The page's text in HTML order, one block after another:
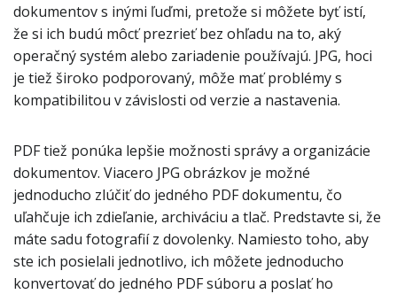
dokumentov s inými ľuďmi, pretože si môžete byť istí,
že si ich budú môcť prezrieť bez ohľadu na to, aký
operačný systém alebo zariadenie používajú. JPG, hoci
je tiež široko podporovaný, môže mať problémy s
kompatibilitou v závislosti od verzie a nastavenia.
PDF tiež ponúka lepšie možnosti správy a organizácie
dokumentov. Viacero JPG obrázkov je možné
jednoducho zlúčiť do jedného PDF dokumentu, čo
uľahčuje ich zdieľanie, archiváciu a tlač. Predstavte si, že
máte sadu fotografií z dovolenky. Namiesto toho, aby
ste ich posielali jednotlivo, ich môžete jednoducho
konvertovať do jedného PDF súboru a poslať ho